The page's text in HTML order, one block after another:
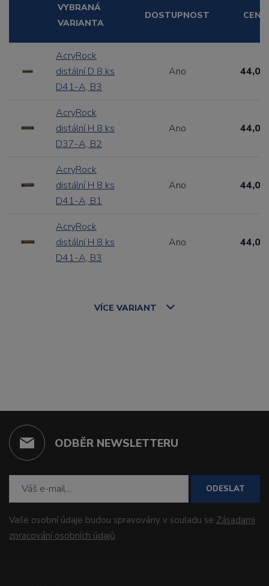
VYBRANÁ
VARIANTA
DOSTUPNOST CENA
AcryRock
distální D 8 ks
D41-A, B3
Ano 44,00
AcryRock
distální H 8 ks
D37-A, B2
Ano 44,00
AcryRock
distální H 8 ks
D41-A, B1
Ano 44,00
AcryRock
distální H 8 ks
D41-A, B3
Ano 44,00
VÍCE VARIANT
ODBĚR NEWSLETTERU
ODESLAT
Vaše osobní údaje budou spravovány v souladu se Zásadami
zpracování osobních údajů.